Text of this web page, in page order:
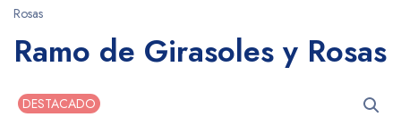
Rosas
Ramo de Girasoles y Rosas
DESTACADO